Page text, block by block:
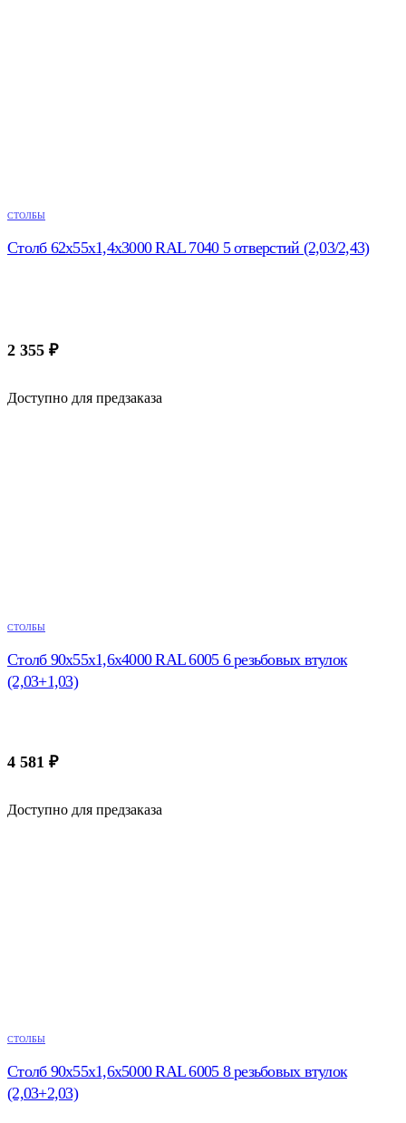
СТОЛБЫ
Столб 62х55х1,4х3000 RAL 7040 5 отверстий (2,03/2,43)
2 355 ₽
Доступно для предзаказа
СТОЛБЫ
Столб 90х55х1,6х4000 RAL 6005 6 резьбовых втулок
(2,03+1,03)
4 581 ₽
Доступно для предзаказа
СТОЛБЫ
Столб 90х55х1,6х5000 RAL 6005 8 резьбовых втулок
(2,03+2,03)